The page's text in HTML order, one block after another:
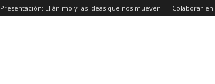
Presentación: El ánimo y las ideas que nos mueven Colaborar